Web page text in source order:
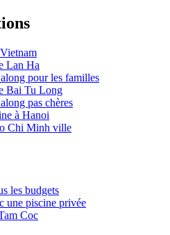
Lan Ha
pour les familles
Bai Tu Long
pas chères
à Hanoi
Chi Minh ville
les budgets
une piscine privée
Coc